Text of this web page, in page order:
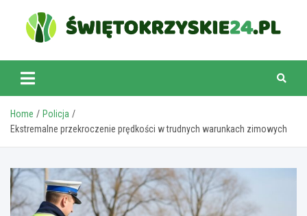
content
swietokrzyskie24.pl
Home
Policja
Ekstremalne przekroczenie prędkości w trudnych warunkach zimowych